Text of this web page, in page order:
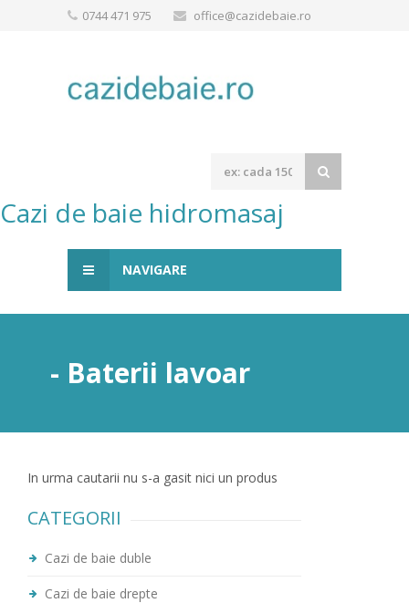
0744 471 975 office@cazidebaie.ro
Cazi de baie hidromasaj
NAVIGARE
- Baterii lavoar
In urma cautarii nu s-a gasit nici un produs
CATEGORII
Cazi de baie duble
Cazi de baie drepte